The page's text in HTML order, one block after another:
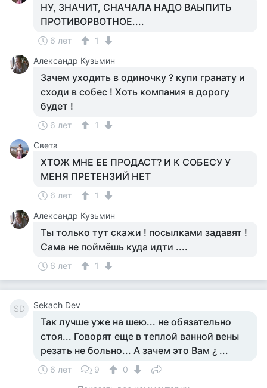
НУ, ЗНАЧИТ, СНАЧАЛА НАДО ВАЫПИТЬ
ПРОТИВОРВОТНОЕ....
6 лет
1
Aлександр Кузьмин
Зачем уходить в одиночку ? купи гранату и
сходи в собес ! Хоть компания в дорогу
будет !
6 лет
1
Света
ХТОЖ МНЕ ЕЕ ПРОДАСТ? И К СОБЕСУ У
МЕНЯ ПРЕТЕНЗИЙ НЕТ
6 лет
1
Aлександр Кузьмин
Ты только тут скажи ! посылками задавят !
Сама не поймёшь куда идти ....
6 лет 1
SD Sekach Dev
Так лучше уже на шею... не обязательно
стоя... Говорят еще в теплой ванной вены
резать не больно... А зачем это Вам ¿ ...
6 лет 9
0